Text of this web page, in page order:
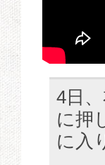
4日
に押
に入